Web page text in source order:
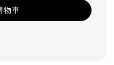
物車